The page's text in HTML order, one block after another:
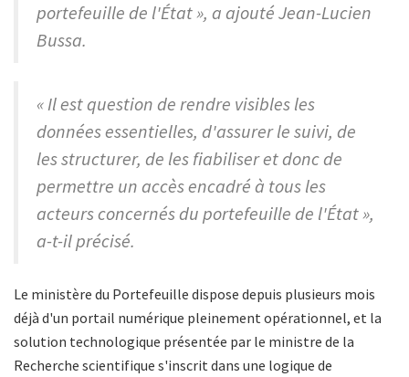
portefeuille de l'État », a ajouté Jean-Lucien
Bussa.
« Il est question de rendre visibles les
données essentielles, d'assurer le suivi, de
les structurer, de les fiabiliser et donc de
permettre un accès encadré à tous les
acteurs concernés du portefeuille de l'État »,
a-t-il précisé.
Le ministère du Portefeuille dispose depuis plusieurs mois
déjà d'un portail numérique pleinement opérationnel, et la
solution technologique présentée par le ministre de la
Recherche scientifique s'inscrit dans une logique de